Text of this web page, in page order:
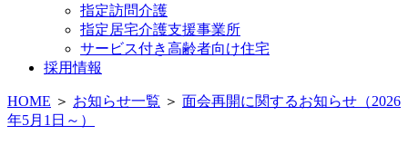
指定訪問介護
指定居宅介護支援事業所
サービス付き高齢者向け住宅
採用情報
HOME ＞ お知らせ一覧 ＞ 面会再開に関するお知らせ（2026
年5月1日～）